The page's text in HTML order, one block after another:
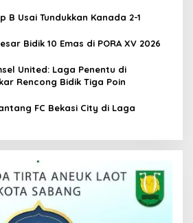
B Usai Tundukkan Kanada 2-1
Bidik 10 Emas di PORA XV 2026
United: Laga Penentu di
Rencong Bidik Tiga Poin
FC Bekasi City di Laga